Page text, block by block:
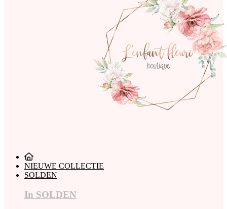
NIEUWE COLLECTIE
SOLDEN
In SOLDEN